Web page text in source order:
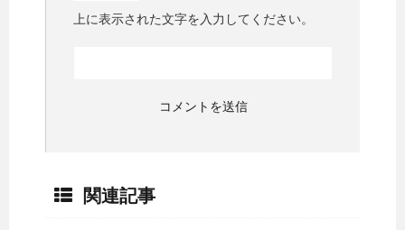
上に表示された文字を入力してください。
関連記事